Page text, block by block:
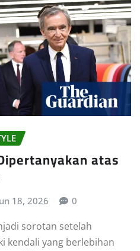
atas
18, 2026 0
sorotan setelah
kendali yang berlebihan